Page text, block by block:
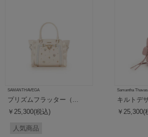
SAMANTHAVEGA
プリズムフラッター（...
￥25,300(税込)
人気商品
Samantha
キルトデ
￥25,300(